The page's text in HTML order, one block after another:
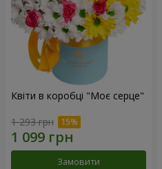
Квіти в коробці "Моє серце"
1 293 грн
Замовити